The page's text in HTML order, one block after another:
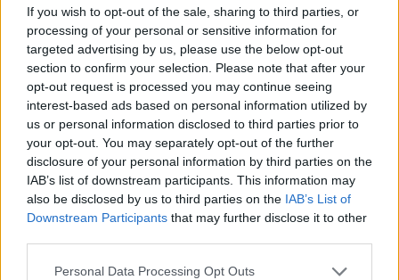
If you wish to opt-out of the sale, sharing to third parties, or
processing of your personal or sensitive information for
targeted advertising by us, please use the below opt-out
section to confirm your selection. Please note that after your
opt-out request is processed you may continue seeing
interest-based ads based on personal information utilized by
us or personal information disclosed to third parties prior to
your opt-out. You may separately opt-out of the further
disclosure of your personal information by third parties on the
IAB’s list of downstream participants. This information may
also be disclosed by us to third parties on the IAB’s List of
Downstream Participants that may further disclose it to other
Personal Data Processing Opt Outs
Πρόεδρος ο Γαληνός Γιαγλής
Νέο Audi A2 e-tron με στόχο
την κορυφή της
Η Chery επενδύει 75 εκατ.
δολάρια στην KG Mobility
Το FIAT 500 Hybrid τώρα από 18.990 ευρώ
μπορούσε να 'ναι ο κορυφαίος
Παναθηναϊκού με τέσσερις